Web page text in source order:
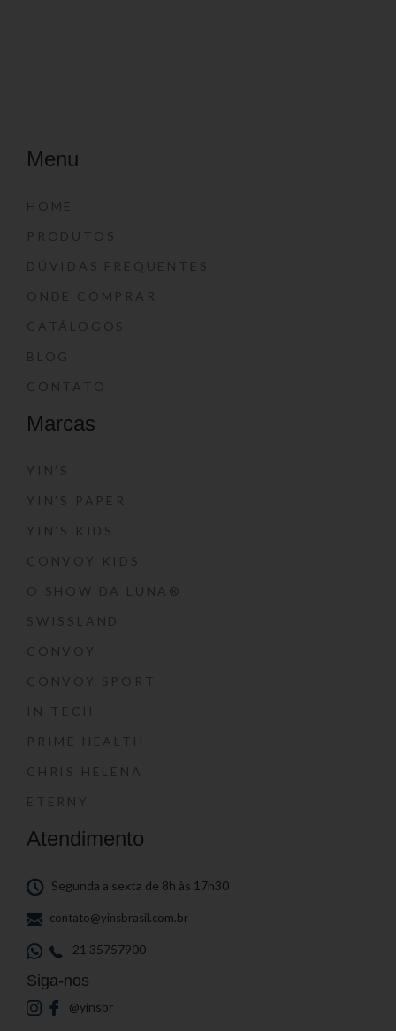
Menu
HOME
PRODUTOS
DÚVIDAS FREQUENTES
ONDE COMPRAR
CATÁLOGOS
BLOG
CONTATO
Marcas
YIN’S
YIN’S PAPER
YIN’S KIDS
CONVOY KIDS
O SHOW DA LUNA®
SWISSLAND
CONVOY
CONVOY SPORT
IN-TECH
PRIME HEALTH
CHRIS HELENA
ETERNY
Atendimento
Segunda a sexta de 8h às 17h30
contato@yinsbrasil.com.br
21 35757900
Siga-nos
@yinsbr